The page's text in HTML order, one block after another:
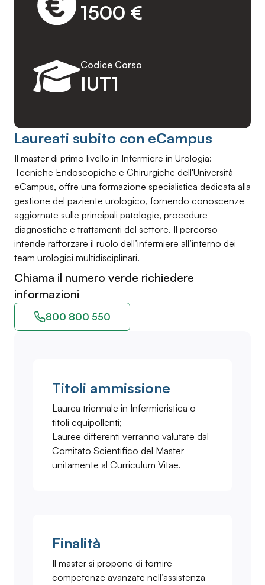
1500 €
IUT1
Codice Corso
Laureati subito con eCampus
Il master di primo livello in Infermiere in Urologia:
Tecniche Endoscopiche e Chirurgiche dell'Università
eCampus, offre una formazione specialistica dedicata alla
gestione del paziente urologico, fornendo conoscenze
aggiornate sulle principali patologie, procedure
diagnostiche e trattamenti del settore. Il percorso
intende rafforzare il ruolo dell’infermiere all’interno dei
team urologici multidisciplinari.
Chiama il numero verde richiedere
informazioni
800 800 550
Titoli ammissione
Laurea triennale in Infermieristica o
titoli equipollenti;
Lauree differenti verranno valutate dal
Comitato Scientifico del Master
unitamente al Curriculum Vitae.
Finalità
Il master si propone di fornire
competenze avanzate nell’assistenza